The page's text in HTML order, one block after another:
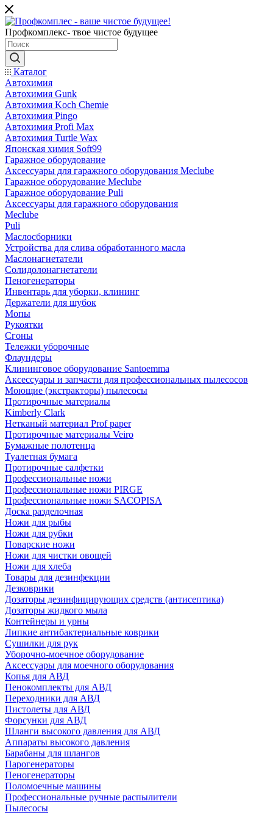
Профкомплекс- твое чистое будущее
Каталог
Автохимия
Автохимия Gunk
Автохимия Koch Chemie
Автохимия Pingo
Автохимия Profi Max
Автохимия Turtle Wax
Японская химия Soft99
Гаражное оборудование
Аксессуары для гаражного оборудования Meclube
Гаражное оборудование Meclube
Гаражное оборудование Puli
Аксессуары для гаражного оборудования
Meclube
Puli
Маслосборники
Устройства для слива обработанного масла
Маслонагнетатели
Солидолонагнетатели
Пеногенераторы
Инвентарь для уборки, клининг
Держатели для шубок
Мопы
Рукоятки
Сгоны
Тележки уборочные
Флаундеры
Клининговое оборудование Santoemma
Аксессуары и запчасти для профессиональных пылесосов
Моющие (экстракторы) пылесосы
Протирочные материалы
Kimberly Clark
Нетканый материал Prof paper
Протирочные материалы Veiro
Бумажные полотенца
Туалетная бумага
Протирочные салфетки
Профессиональные ножи
Профессиональные ножи PIRGE
Профессиональные ножи SACOPISA
Доска разделочная
Ножи для рыбы
Ножи для рубки
Поварские ножи
Ножи для чистки овощей
Ножи для хлеба
Товары для дезинфекции
Дезковрики
Дозаторы дезинфицирующих средств (антисептика)
Дозаторы жидкого мыла
Контейнеры и урны
Липкие антибактериальные коврики
Сушилки для рук
Уборочно-моечное оборудование
Аксессуары для моечного оборудования
Копья для АВД
Пенокомплекты для АВД
Переходники для АВД
Пистолеты для АВД
Форсунки для АВД
Шланги высокого давления для АВД
Аппараты высокого давления
Барабаны для шлангов
Парогенераторы
Пеногенераторы
Поломоечные машины
Профессиональные ручные распылители
Пылесосы